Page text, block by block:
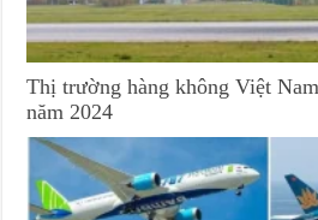
Thị trường hàng không Việt
năm 2024